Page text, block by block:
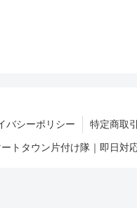
バシーポリシー 特定商取
トタウン片付け隊｜即日対